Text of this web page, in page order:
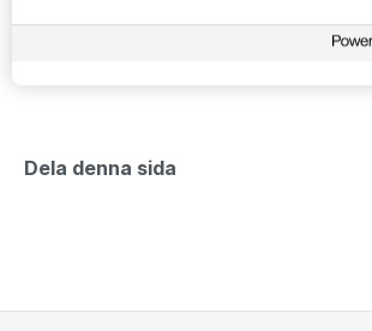
08-522 530 05
Dela denna sida